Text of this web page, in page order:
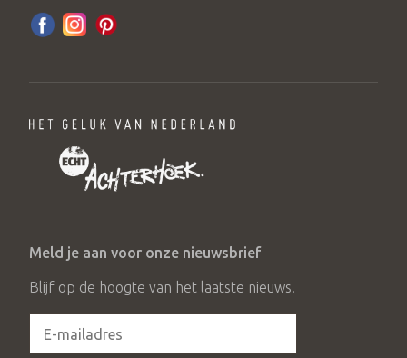
Meld je aan voor onze nieuwsbrief
Blijf op de hoogte van het laatste nieuws.